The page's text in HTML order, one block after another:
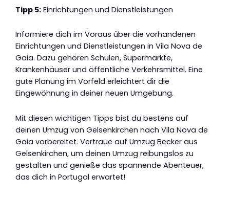
Tipp 5: Einrichtungen und Dienstleistungen
Informiere dich im Voraus über die vorhandenen
Einrichtungen und Dienstleistungen in Vila Nova de
Gaia. Dazu gehören Schulen, Supermärkte,
Krankenhäuser und öffentliche Verkehrsmittel. Eine
gute Planung im Vorfeld erleichtert dir die
Eingewöhnung in deiner neuen Umgebung.
Mit diesen wichtigen Tipps bist du bestens auf
deinen Umzug von Gelsenkirchen nach Vila Nova de
Gaia vorbereitet. Vertraue auf Umzug Becker aus
Gelsenkirchen, um deinen Umzug reibungslos zu
gestalten und genieße das spannende Abenteuer,
das dich in Portugal erwartet!